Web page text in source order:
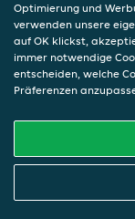
Optimierung und
verwenden unsere
auf OK klickst,
immer notwendige
entscheiden, welche
Präferenzen